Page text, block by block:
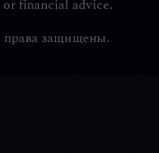
financial advice.
права защищены.